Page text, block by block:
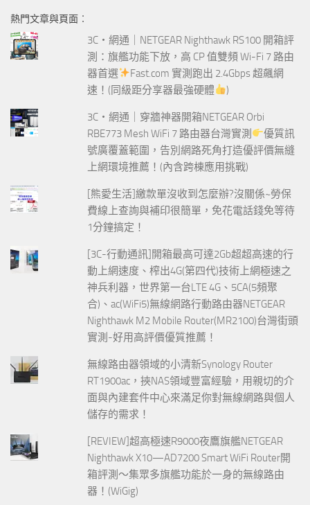
字:
熱門文章與頁面︰
3C‧網通｜NETGEAR Nighthawk RS100 開箱評
測：旗艦功能下放，高 CP 值雙頻 Wi-Fi 7 路由
器首選
Fast.com 實測跑出 2.4Gbps 超飆網
速！(同級距分享器最強硬體
)
3C‧網通｜穿牆神器開箱NETGEAR Orbi
RBE773 Mesh WiFi 7 路由器台灣實測
優質訊
號廣覆蓋範圍，告別網路死角打造優評價無縫
上網環境推薦！(內含跨棟應用挑戰)
[熊愛生活]繳款單沒收到怎麼辦?沒關係~勞保
費線上查詢與補印很簡單，免花電話錢免等待
1分鐘搞定！
[3C-行動通訊]開箱最高可達2Gb超超高速的行
動上網速度、榨出4G(第四代)技術上網極速之
神兵利器，世界第一台LTE 4G、5CA(5頻聚
合)、ac(WiFi5)無線網路行動路由器NETGEAR
Nighthawk M2 Mobile Router(MR2100)台灣街頭
實測-好用高評價優質推薦！
無線路由器領域的小清新Synology Router
RT1900ac，挾NAS領域豐富經驗，用親切的介
面與內建套件中心來滿足你對無線網路與個人
儲存的需求！
[REVIEW]超高極速R9000夜鷹旗艦NETGEAR
Nighthawk X10—AD7200 Smart WiFi Router開
箱評測～集眾多旗艦功能於一身的無線路由
器！(WiGig)